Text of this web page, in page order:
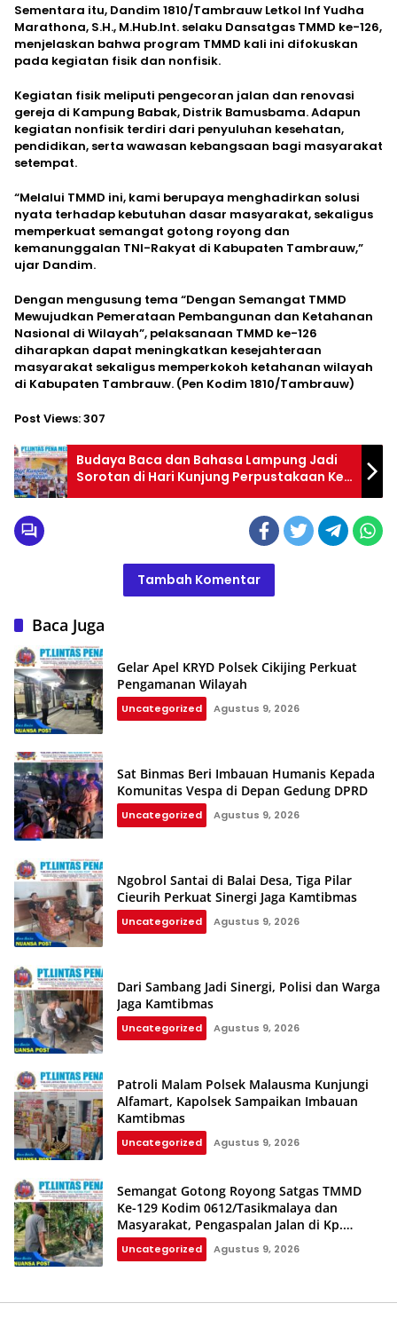
Sementara itu, Dandim 1810/Tambrauw Letkol Inf Yudha
Marathona, S.H., M.Hub.Int. selaku Dansatgas TMMD ke-126,
menjelaskan bahwa program TMMD kali ini difokuskan
pada kegiatan fisik dan nonfisik.
Kegiatan fisik meliputi pengecoran jalan dan renovasi
gereja di Kampung Babak, Distrik Bamusbama. Adapun
kegiatan nonfisik terdiri dari penyuluhan kesehatan,
pendidikan, serta wawasan kebangsaan bagi masyarakat
setempat.
“Melalui TMMD ini, kami berupaya menghadirkan solusi
nyata terhadap kebutuhan dasar masyarakat, sekaligus
memperkuat semangat gotong royong dan
kemanunggalan TNI-Rakyat di Kabupaten Tambrauw,”
ujar Dandim.
Dengan mengusung tema “Dengan Semangat TMMD
Mewujudkan Pemerataan Pembangunan dan Ketahanan
Nasional di Wilayah”, pelaksanaan TMMD ke-126
diharapkan dapat meningkatkan kesejahteraan
masyarakat sekaligus memperkokoh ketahanan wilayah
di Kabupaten Tambrauw. (Pen Kodim 1810/Tambrauw)
Post Views:307
Budaya Baca dan Bahasa Lampung Jadi
Sorotan di Hari Kunjung Perpustakaan Ke-
31 Lampung Timur
Tambah Komentar
Baca Juga
Gelar Apel KRYD Polsek Cikijing Perkuat
Pengamanan Wilayah
Uncategorized Agustus 9, 2026
Sat Binmas Beri Imbauan Humanis Kepada
Komunitas Vespa di Depan Gedung DPRD
Uncategorized Agustus 9, 2026
Ngobrol Santai di Balai Desa, Tiga Pilar
Cieurih Perkuat Sinergi Jaga Kamtibmas
Uncategorized Agustus 9, 2026
Dari Sambang Jadi Sinergi, Polisi dan Warga
Jaga Kamtibmas
Uncategorized Agustus 9, 2026
Patroli Malam Polsek Malausma Kunjungi
Alfamart, Kapolsek Sampaikan Imbauan
Kamtibmas
Uncategorized Agustus 9, 2026
Semangat Gotong Royong Satgas TMMD
Ke-129 Kodim 0612/Tasikmalaya dan
Masyarakat, Pengaspalan Jalan di Kp.
Cilintung Berjalan Lancar
Uncategorized Agustus 9, 2026